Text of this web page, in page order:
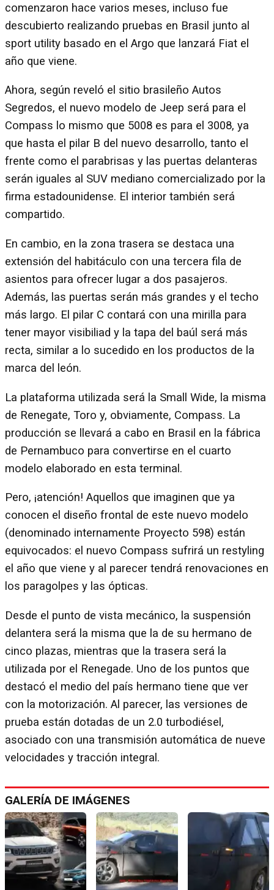
comenzaron hace varios meses, incluso fue
descubierto realizando pruebas en Brasil junto al
sport utility basado en el Argo que lanzará Fiat el
año que viene.
Ahora, según reveló el sitio brasileño Autos
Segredos, el nuevo modelo de Jeep será para el
Compass lo mismo que 5008 es para el 3008, ya
que hasta el pilar B del nuevo desarrollo, tanto el
frente como el parabrisas y las puertas delanteras
serán iguales al SUV mediano comercializado por la
firma estadounidense. El interior también será
compartido.
En cambio, en la zona trasera se destaca una
extensión del habitáculo con una tercera fila de
asientos para ofrecer lugar a dos pasajeros.
Además, las puertas serán más grandes y el techo
más largo. El pilar C contará con una mirilla para
tener mayor visibiliad y la tapa del baúl será más
recta, similar a lo sucedido en los productos de la
marca del león.
La plataforma utilizada será la Small Wide, la misma
de Renegate, Toro y, obviamente, Compass. La
producción se llevará a cabo en Brasil en la fábrica
de Pernambuco para convertirse en el cuarto
modelo elaborado en esta terminal.
Pero, ¡atención! Aquellos que imaginen que ya
conocen el diseño frontal de este nuevo modelo
(denominado internamente Proyecto 598) están
equivocados: el nuevo Compass sufrirá un restyling
el año que viene y al parecer tendrá renovaciones en
los paragolpes y las ópticas.
Desde el punto de vista mecánico, la suspensión
delantera será la misma que la de su hermano de
cinco plazas, mientras que la trasera será la
utilizada por el Renegade. Uno de los puntos que
destacó el medio del país hermano tiene que ver
con la motorización. Al parecer, las versiones de
prueba están dotadas de un 2.0 turbodiésel,
asociado con una transmisión automática de nueve
velocidades y tracción integral.
GALERÍA DE IMÁGENES